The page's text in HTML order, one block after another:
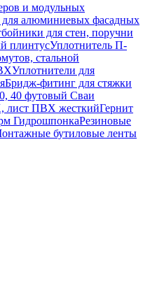
и модульных
для алюминиевых фасадных
для стен, поручни
плинтусУплотнитель П-
стальной
Уплотнители для
Бридж-фитинг для стяжки
40 футовый Сваи
лист ПВХ жесткийГернит
ГидрошпонкаРезиновые
бутиловые ленты